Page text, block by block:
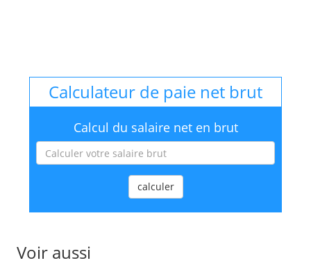
Calculateur de paie net brut
Calcul du salaire net en brut
calculer
Voir aussi